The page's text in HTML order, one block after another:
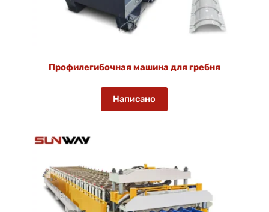
Профилегибочная машина для гребня
Написано